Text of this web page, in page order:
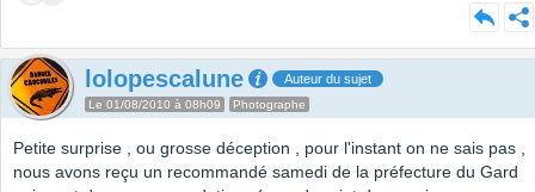
lolopescalune Auteur du sujet
Le 01/08/2010 à 08h09 Photographe
Petite surprise , ou grosse déception , pour l'instant on ne sais pas ,
nous avons reçu un recommandé samedi de la préfecture du Gard